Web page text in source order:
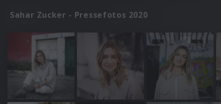
Sahar Zucker - Pressefotos 2020